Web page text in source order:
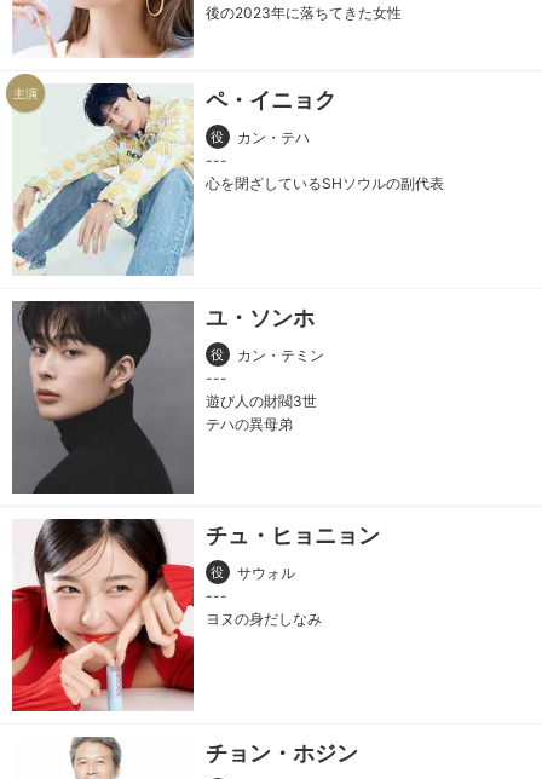
後の2023年に落ちてきた女性
主演 ペ・イニョク
役 カン・テハ
心を閉ざしているSHソウルの副代表
ユ・ソンホ
役 カン・テミン
遊び人の財閥3世
テハの異母弟
チュ・ヒョニョン
役 サウォル
ヨヌの身だしなみ
チョン・ホジン